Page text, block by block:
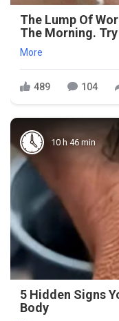
The Lump Of
The Morning.
More
489 104
10 h 46 min
5 Hidden Signs
Body